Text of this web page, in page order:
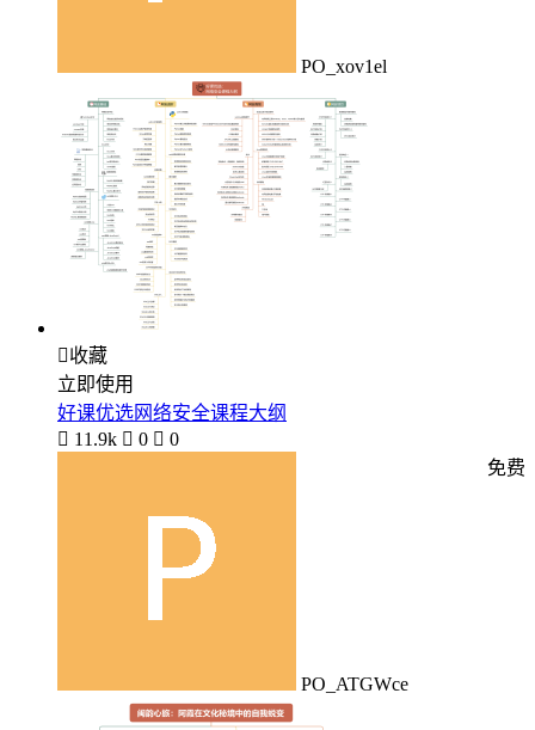
PO_xov1el
收藏
立即使用
好课优选网络安全课程大纲
 11.9k  0  0
PO_ATGWce
免费